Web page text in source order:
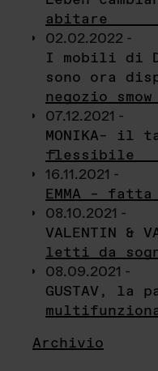
abitare
02.02.2022 -
I mobili di
sono ora
negozio
07.12.2021 -
MONIKA– il
flessibile
16.11.2021 -
EMMA –
08.10.2021 -
VALENTIN &
letti da
08.09.2021 -
GUSTAV, la
Archivio